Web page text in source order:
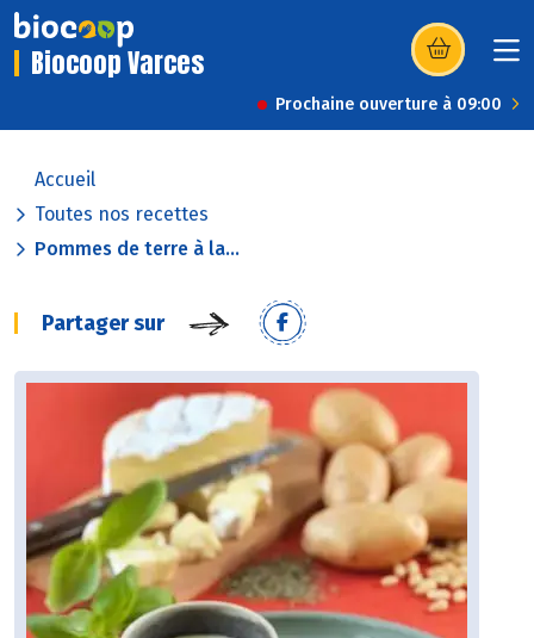
Biocoop Varces (s’ouvre dans
Prochaine ouverture à 09:00
Accueil
Toutes nos recettes
Pommes de terre à la...
Partager sur